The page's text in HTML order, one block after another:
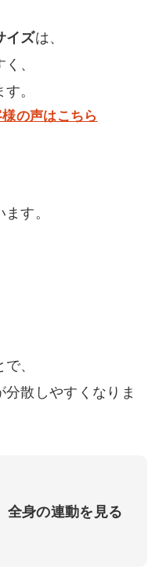
イズは、
、
。
の声はこちら
す。
、
散しやすくなりま
全身の連動を見る